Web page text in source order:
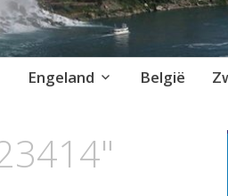
Engeland België